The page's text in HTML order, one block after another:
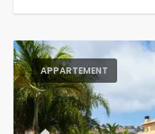
APPARTEMENT